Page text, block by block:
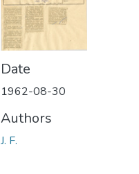
Date
1962-08-30
Authors
J. F.